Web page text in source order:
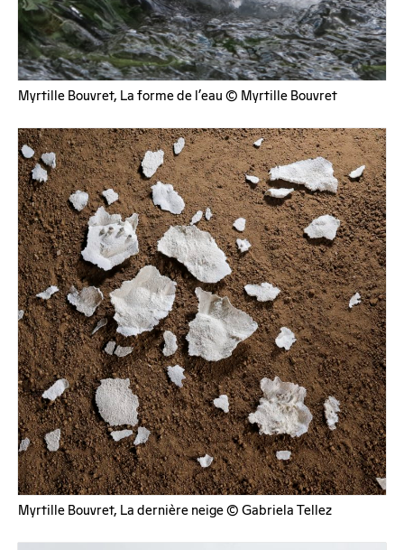
Myrtille Bouvret, La forme de l’eau © Myrtille Bouvret
Myrtille Bouvret, La dernière neige © Gabriela Tellez